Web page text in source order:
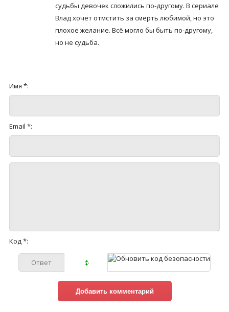
судьбы девочек сложились по-другому. В сериале
Влад хочет отмстить за смерть любимой, но это
плохое желание. Всё могло бы быть по-другому,
но не судьба.
Имя *:
Email *:
Код *: